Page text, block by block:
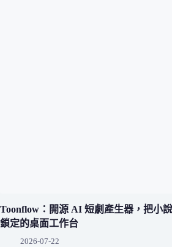
Toonflow：開源 AI 短劇產生器，把小
鎖定的桌面工作台
2026-07-22